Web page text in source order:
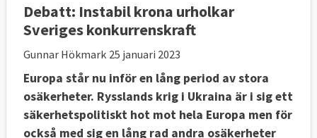
Debatt: Instabil krona urholkar
Sveriges konkurrenskraft
Gunnar Hökmark 25 januari 2023
Europa står nu inför en lång period av stora
osäkerheter. Rysslands krig i Ukraina är i sig ett
säkerhetspolitiskt hot mot hela Europa men för
också med sig en lång rad andra osäkerheter